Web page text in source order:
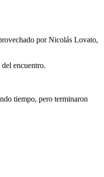
por Nicolás Lovato,
encuentro.
tiempo, pero terminaron